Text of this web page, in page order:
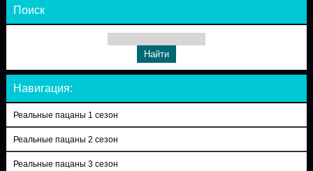
Поиск
Навигация:
Реальные пацаны 1 сезон
Реальные пацаны 2 сезон
Реальные пацаны 3 сезон